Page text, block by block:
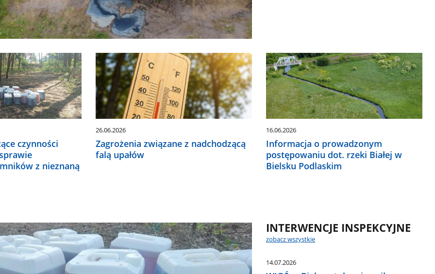
czynności
z nieznaną
26.06.2026
Zagrożenia związane z nadchodzącą
falą upałów
16.06.2026
Informacja o prowadzonym
postępowaniu dot. rzeki Białej w
Bielsku Podlaskim
INTERWENCJE INSPEKCYJNE
zobacz wszystkie
14.07.2026